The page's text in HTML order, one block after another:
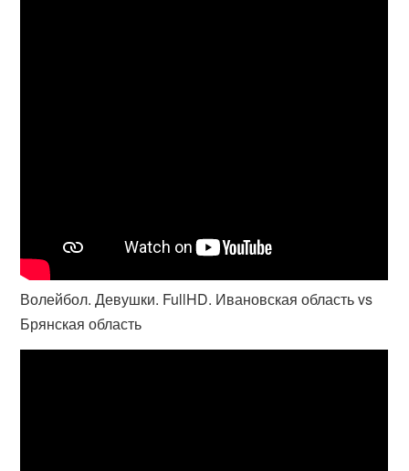
Волейбол. Девушки. FullHD. Ивановская область vs
Брянская область